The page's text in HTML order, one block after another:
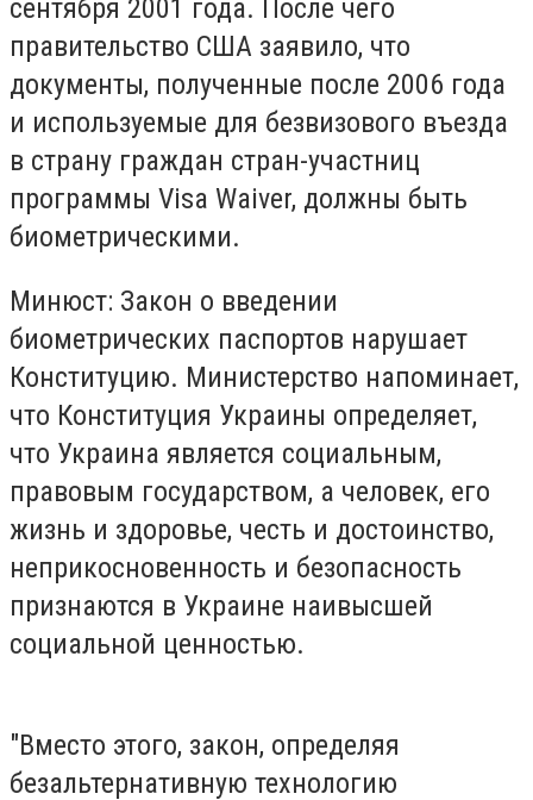
сентября 2001 года. После чего
правительство США заявило, что
документы, полученные после 2006 года
и используемые для безвизового въезда
в страну граждан стран-участниц
программы Visa Waiver, должны быть
биометрическими.
Минюст: Закон о введении
биометрических паспортов нарушает
Конституцию. Министерство напоминает,
что Конституция Украины определяет,
что Украина является социальным,
правовым государством, а человек, его
жизнь и здоровье, честь и достоинство,
неприкосновенность и безопасность
признаются в Украине наивысшей
социальной ценностью.
"Вместо этого, закон, определяя
безальтернативную технологию